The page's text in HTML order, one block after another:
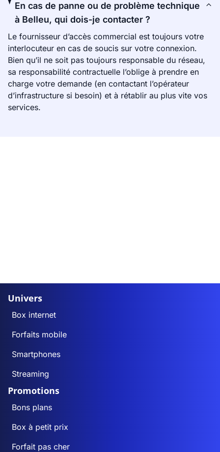
En cas de panne ou de problème technique
à Belleu, qui dois-je contacter ?
Le fournisseur d’accès commercial est toujours votre
interlocuteur en cas de soucis sur votre connexion.
Bien qu’il ne soit pas toujours responsable du réseau,
sa responsabilité contractuelle l’oblige à prendre en
charge votre demande (en contactant l’opérateur
d’infrastructure si besoin) et à rétablir au plus vite vos
services.
Univers
Box internet
Forfaits mobile
Smartphones
Streaming
Promotions
Bons plans
Box à petit prix
Forfait pas cher